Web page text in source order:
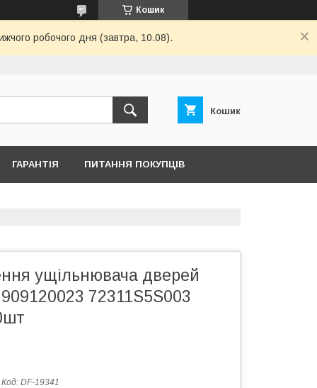
Кошик
робочого дня (завтра, 10.08).
Кошик
ГАРАНТІЯ ПИТАННЯ ПОКУПЦІВ
ущільнювача дверей
72311S5S003
Код: DF-19341